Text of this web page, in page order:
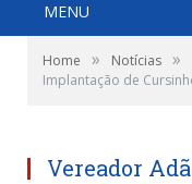
MENU
Home » Notícias »
Implantação de
Vereador